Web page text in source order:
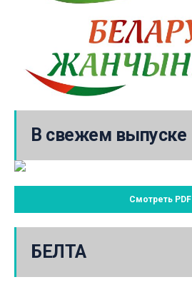
В свежем выпуске
Смотреть PDF
БЕЛТА